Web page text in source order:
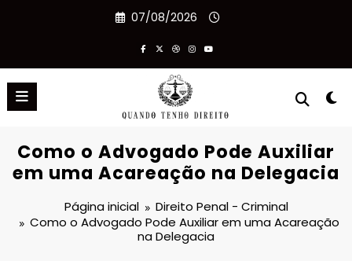
07/08/2026
Como o Advogado Pode Auxiliar
em uma Acareação na Delegacia
Página inicial
Direito Penal - Criminal
Como o Advogado Pode Auxiliar em uma Acareação
na Delegacia